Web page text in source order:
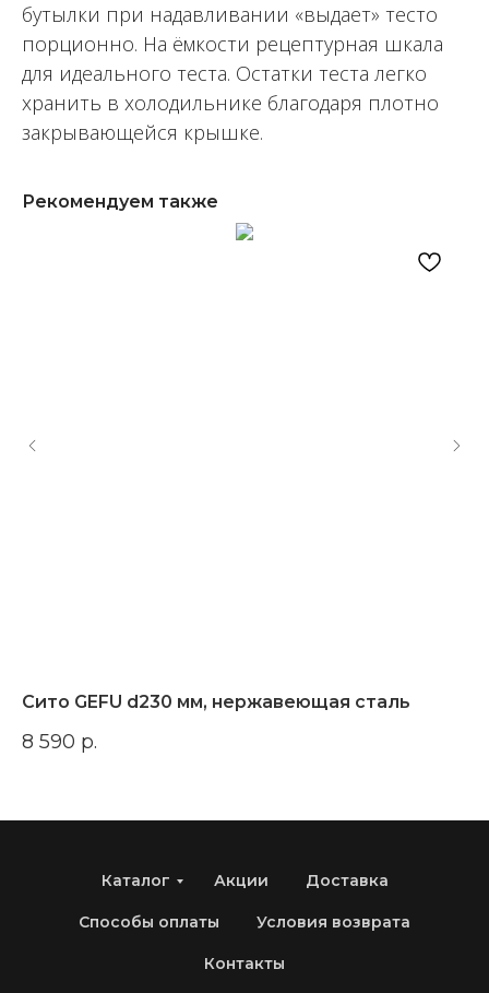
бутылки при надавливании «выдает» тесто
порционно. На ёмкости рецептурная шкала
для идеального теста. Остатки теста легко
хранить в холодильнике благодаря плотно
закрывающейся крышке.
Рекомендуем также
Сито GEFU d230 мм, нержавеющая сталь
8 590 р.
Каталог Акции Доставка
Способы оплаты Условия возврата
Контакты